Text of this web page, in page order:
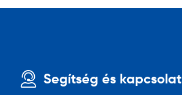
Segítség és kapcsolat